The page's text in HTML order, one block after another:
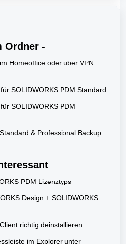
Ordner -
Homeoffice oder über VPN
SOLIDWORKS PDM Standard
SOLIDWORKS PDM
& Professional Backup
PDM Lizenztyps
Design + SOLIDWORKS
richtig deinstallieren
im Explorer unter